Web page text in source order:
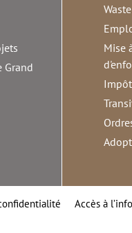
Grand
Mise
Accès à